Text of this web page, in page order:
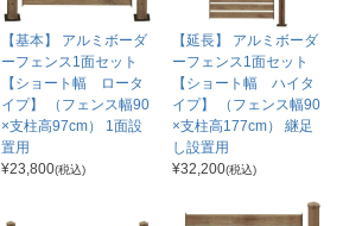
【基本】 アルミボーダ
ーフェンス1面セット
【ショート幅 ロータ
イプ】 （フェンス幅90
×支柱高97cm） 1面設
置用
¥23,800(税込)
【延長】 アルミボーダ
ーフェンス1面セット
【ショート幅 ハイタ
イプ】 （フェンス幅90
×支柱高177cm） 継足
し設置用
¥32,200(税込)